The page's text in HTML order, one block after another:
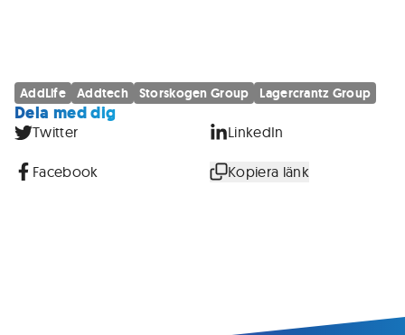
AddLife Addtech Storskogen Group Lagercrantz Group
Dela med dig
Twitter LinkedIn
Facebook Kopiera länk